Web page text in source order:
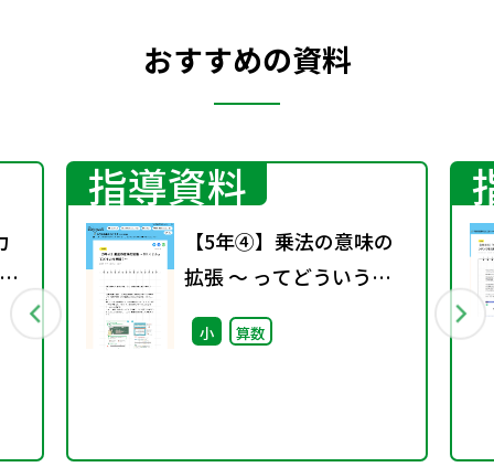
おすすめの資料
指導資料
【5年④】乗法の意味の
拡張 ～ ってどういう意
味？～
小 算数